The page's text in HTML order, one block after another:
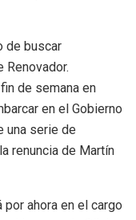
de buscar
Renovador.
de semana en
en el Gobierno
una serie de
renuncia de Martín
ahora en el cargo